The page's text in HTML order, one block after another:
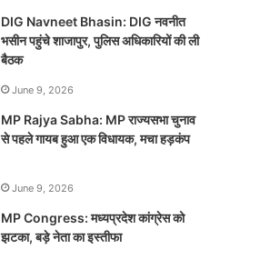
DIG Navneet Bhasin: DIG नवनीत
भसीन पहुंचे शाजापुर, पुलिस अधिकारियों की ली
बैठक
June 9, 2026
MP Rajya Sabha: MP राज्यसभा चुनाव
से पहले गायब हुआ एक विधायक, मचा हड़कंप
June 9, 2026
MP Congress: मध्यप्रदेश कांग्रेस को
झटका, बड़े नेता का इस्तीफा